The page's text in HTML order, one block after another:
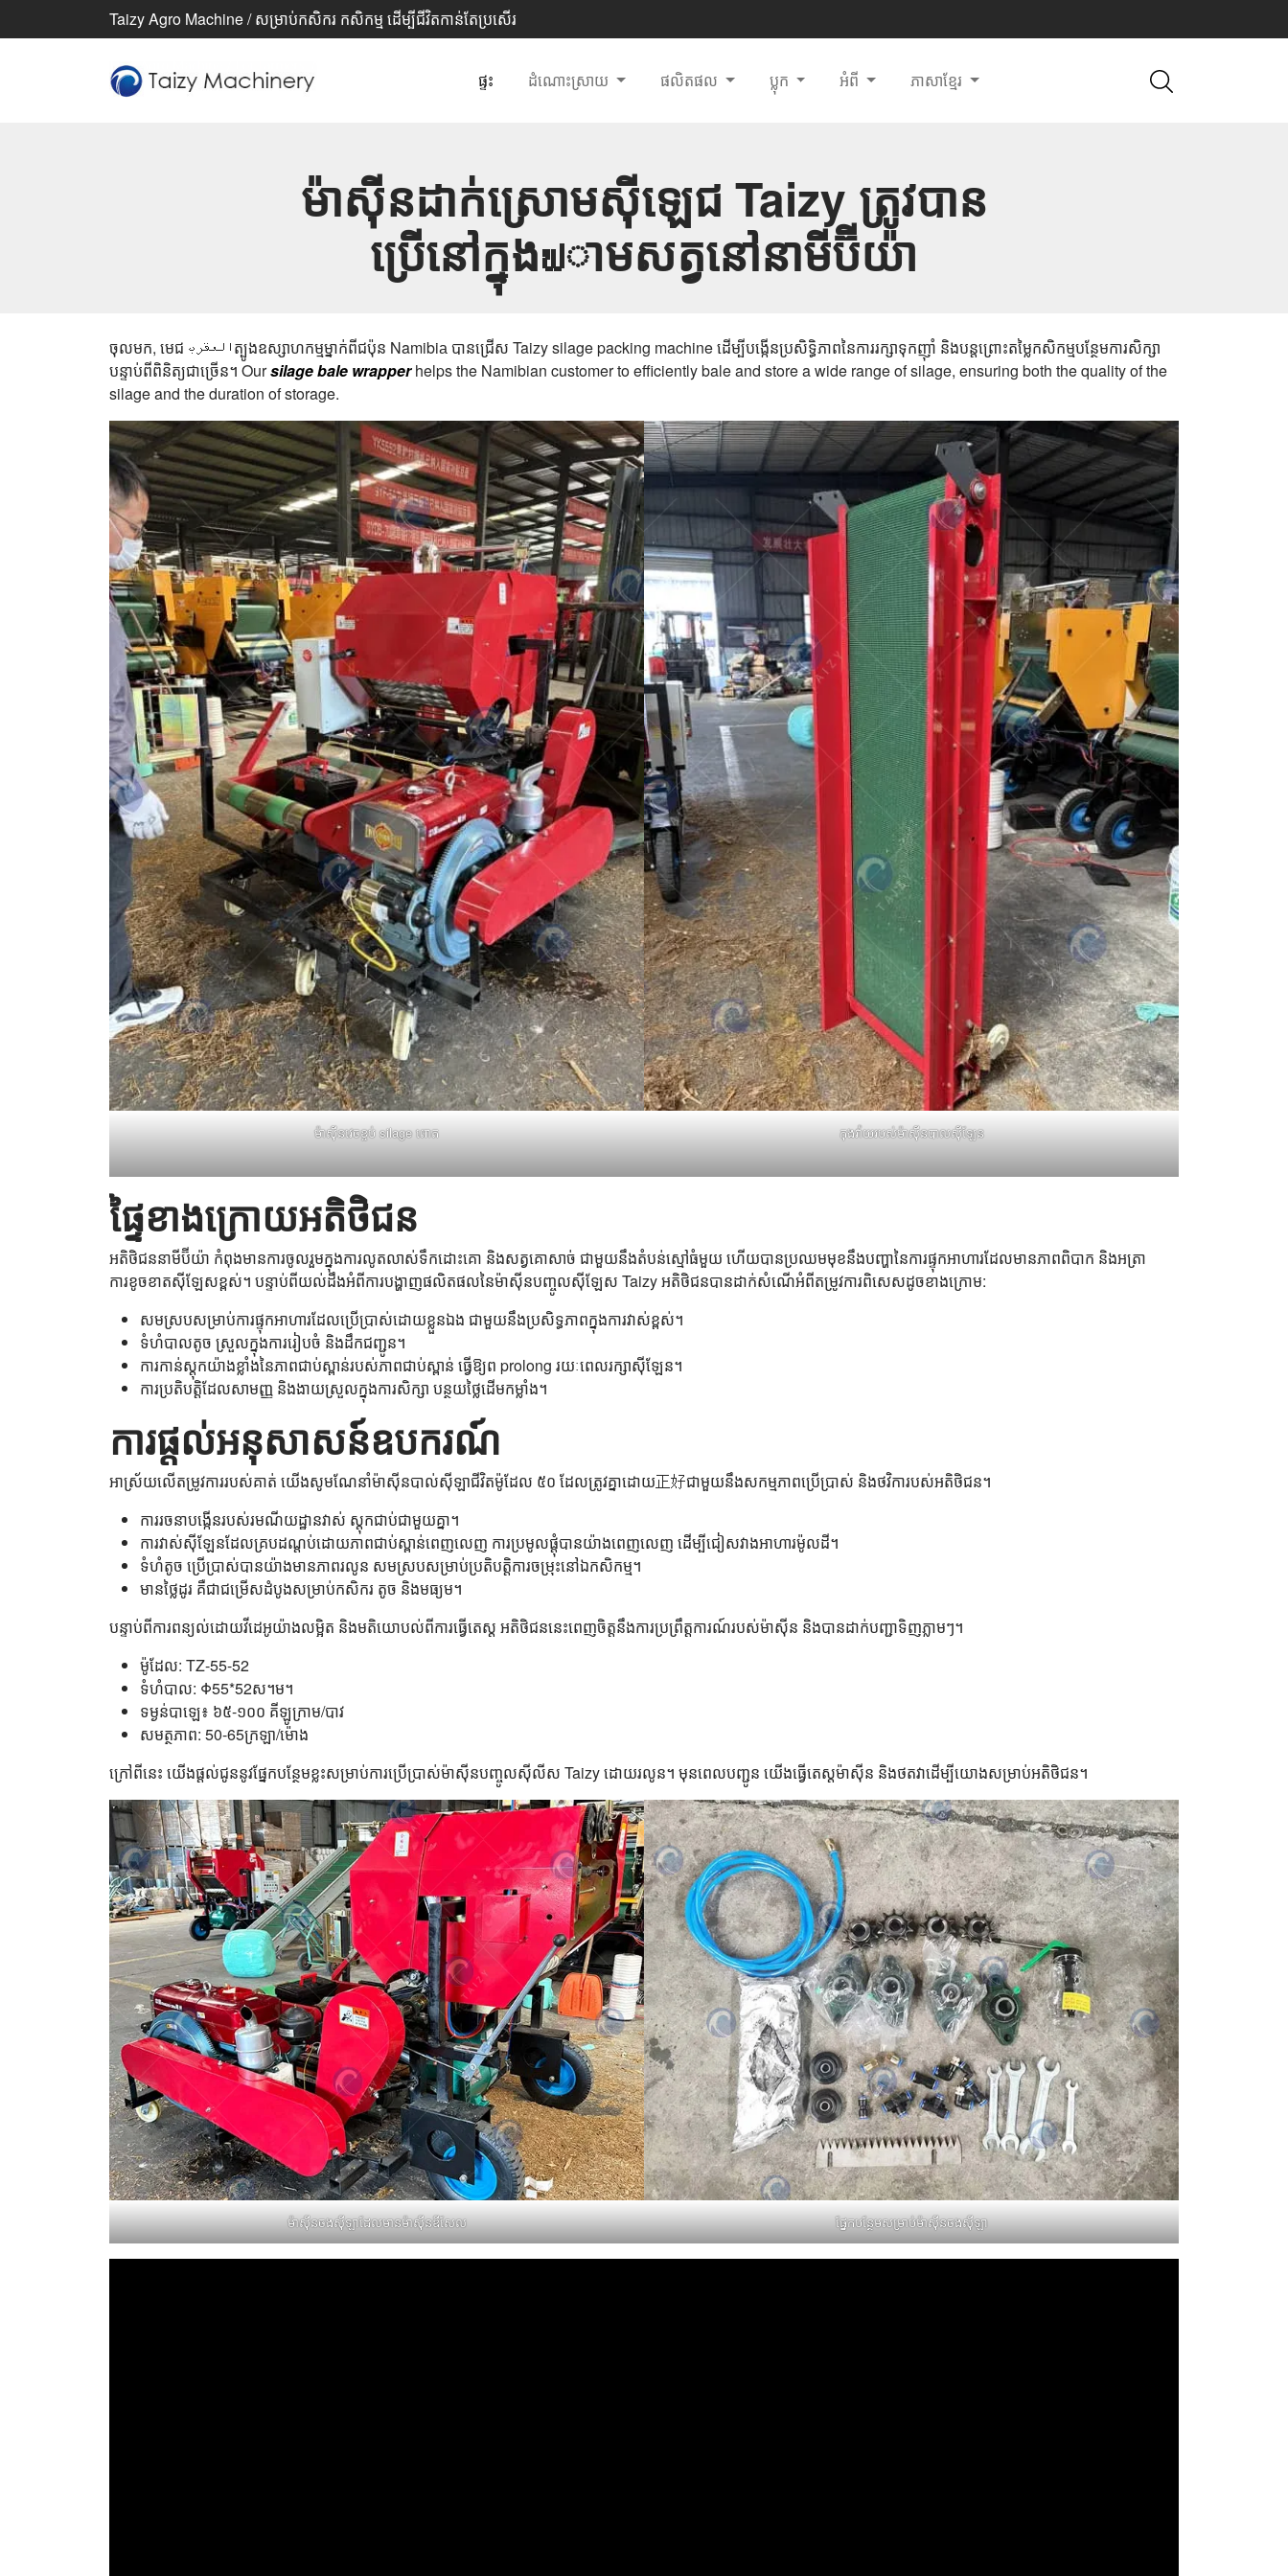
Taizy Agro Machine / សម្រាប់កសិករ កសិកម្ម ដើម្បីជីវិតកាន់តែប្រសើរ
ផ្ទះ ដំណោះស្រាយ ផលិតផល ប្លុក អំពី ភាសាខ្មែរ
ម៉ាស៊ីនដាក់ស្រោមស៊ីឡេជ Taizy ត្រូវបាន
ប្រើនៅក្នុងฟាមសត្វនៅនាមីប៊ីយ៉ា
ចុលមក, មេជ العقربត្បូងឧស្សាហកម្មម្នាក់ពីជប៉ុន Namibiа បានជ្រើស Taizy silage packing machine ដើម្បីបង្កើន​ប្រសិទ្ធិភាព​នៃការរក្សាទុក​ញ៉ាំ និង​បន្ត​ព្រោះ​តម្លៃ​កសិកម្មបន្ថែម​ការសិក្សា​
បន្ទាប់ពីពិនិត្យ​ជា​ច្រើន។ Oursilage bale wrapperhelps the Namibian customer to efficiently bale and store a wide range of silage, ensuring both the quality of the
silage and the duration of storage.
ម៉ាស៊ីនវេចខ្ចប់ silage ពោត កុងវ៉ាយរបស់ម៉ាស៊ីនបាលស៊ីឡែន
ផ្ទៃខាងក្រោយអតិថិជន
អតិថិជននាមីប៊ីយ៉ា កំពុងមានការចូលរួមក្នុងការលូតលាស់ទឹកដោះគោ និងសត្វគោសាច់ ជាមួយនឹងតំបន់ស្មៅធំមួយ ហើយបានប្រឈមមុខនឹងបញ្ហានៃការផ្ទុកអាហារដែលមានភាពពិបាក និងអត្រា
ការខូចខាតស៊ីឡែសខ្ពស់។ បន្ទាប់ពីយល់ដឹងអំពីការបង្ហាញផលិតផលនៃម៉ាស៊ីនបញ្ចូលស៊ីឡែស Taizy អតិថិជនបានដាក់សំណើអំពីតម្រូវការពិសេសដូចខាងក្រោម:
សមស្របសម្រាប់ការផ្ទុកអាហារដែលប្រើប្រាស់ដោយខ្លួនឯង ជាមួយនឹងប្រសិទ្ធភាពក្នុងការវាស់ខ្ពស់។
ទំហំបាលតូច ស្រួលក្នុងការរៀបចំ និងដឹកជញ្ជូន។
ការកាន់ស្តុកយ៉ាងខ្លាំងនៃភាពជាប់ស្ពាន់របស់ភាពជាប់ស្ពាន់ ធ្វើឱ្យព prolong រយៈពេលរក្សាស៊ីឡែន។
ការប្រតិបត្តិដែលសាមញ្ញ និងងាយស្រួលក្នុងការសិក្សា បន្ថយថ្លៃដើមកម្លាំង។
ការផ្តល់អនុសាសន៍ឧបករណ៍
អាស្រ័យលើតម្រូវការរបស់គាត់ យើងសូមណែនាំម៉ាស៊ីនបាល់ស៊ីឡាជីវិតម៉ូដែល ៥០ ដែលត្រូវគ្នាដោយ正好ជាមួយនឹងសកម្មភាពប្រើប្រាស់ និងថវិការបស់អតិថិជន។
ការរចនាបង្កើនរបស់រមណីយដ្ឋានវាស់ ស្តុកជាប់ជាមួយគ្នា។
ការវាស់ស៊ីឡែនដែលគ្របដណ្តប់ដោយភាពជាប់ស្ពាន់ពេញលេញ ការប្រមូលផ្តុំបានយ៉ាងពេញលេញ ដើម្បីជៀសវាងអាហារម៉ូលដី។
ទំហំតូច ប្រើប្រាស់បានយ៉ាងមានភាពរលូន សមស្របសម្រាប់ប្រតិបត្តិការចម្រុះនៅឯកសិកម្ម។
មានថ្លៃដូរ គឺជាជម្រើសដំបូងសម្រាប់កសិករ តូច និងមធ្យម។
បន្ទាប់ពីការពន្យល់ដោយវីដេអូយ៉ាងលម្អិត និងមតិយោបល់ពីការធ្វើតេស្ត អតិថិជននេះពេញចិត្តនឹងការប្រព្រឹត្តការណ៍របស់ម៉ាស៊ីន និងបានដាក់បញ្ជាទិញភ្លាមៗ។
ម៉ូដែល: TZ-55-52
ទំហំបាល: Φ55*52ស។ម។
ទម្ងន់បាឡេ៖ ៦៥-១០០ គីឡូក្រាម/បាវ
សមត្ថភាព: 50-65ក្រឡា/ម៉ោង
ក្រៅពីនេះ យើងផ្តល់ជូននូវផ្នែកបន្ថែមខ្លះសម្រាប់ការប្រើប្រាស់ម៉ាស៊ីនបញ្ចូលស៊ីលីស Taizy ដោយរលូន។ មុនពេលបញ្ជូន យើងធ្វើតេស្តម៉ាស៊ីន និងថតវាដើម្បីយោងសម្រាប់អតិថិជន។
ម៉ាស៊ីនចងស៊ីឡាដែលមានម៉ាស៊ីនឌីសែល ផ្នែកបន្ថែមសម្រាប់ម៉ាស៊ីនចងស៊ីឡា